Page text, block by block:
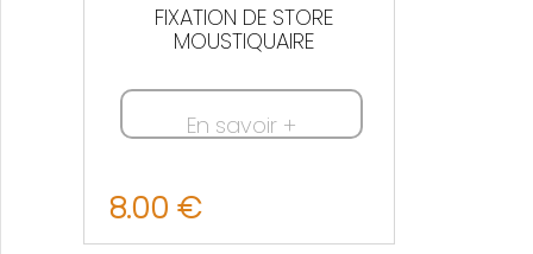
FIXATION DE STORE
MOUSTIQUAIRE
En savoir +
8.00 €